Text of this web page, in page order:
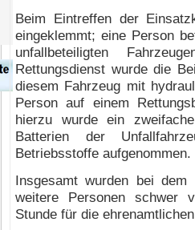
Beim Eintreffen der
eingeklemmt; eine Person
unfallbeteiligten
Rettungsdienst wurde die
diesem Fahrzeug mit
Person auf einem
hierzu wurde ein
Batterien der
Betriebsstoffe aufgenommen.
Insgesamt wurden bei
weitere Personen schwer
Stunde für die